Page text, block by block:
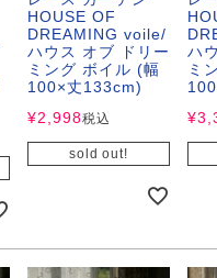
HOUSE OF
DREAMING voile/
ハウス オブ ドリー
ミング ボイル (幅
100×丈133cm)
¥2,998税込
sold out!
ハ
ミ
¥